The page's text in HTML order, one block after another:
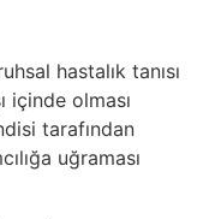
hastalık tanısı
içinde olması
tarafından
uğraması